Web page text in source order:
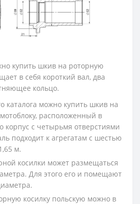
купить шкив на роторную
в себя короткий вал, два
кольцо.
каталога можно купить шкив на
расположенный в
корпус с четырьмя отверстиями
подходит к агрегатам с шестью
м.
косилки может размещаться
Для этого его и помещают
косилку польскую можно в